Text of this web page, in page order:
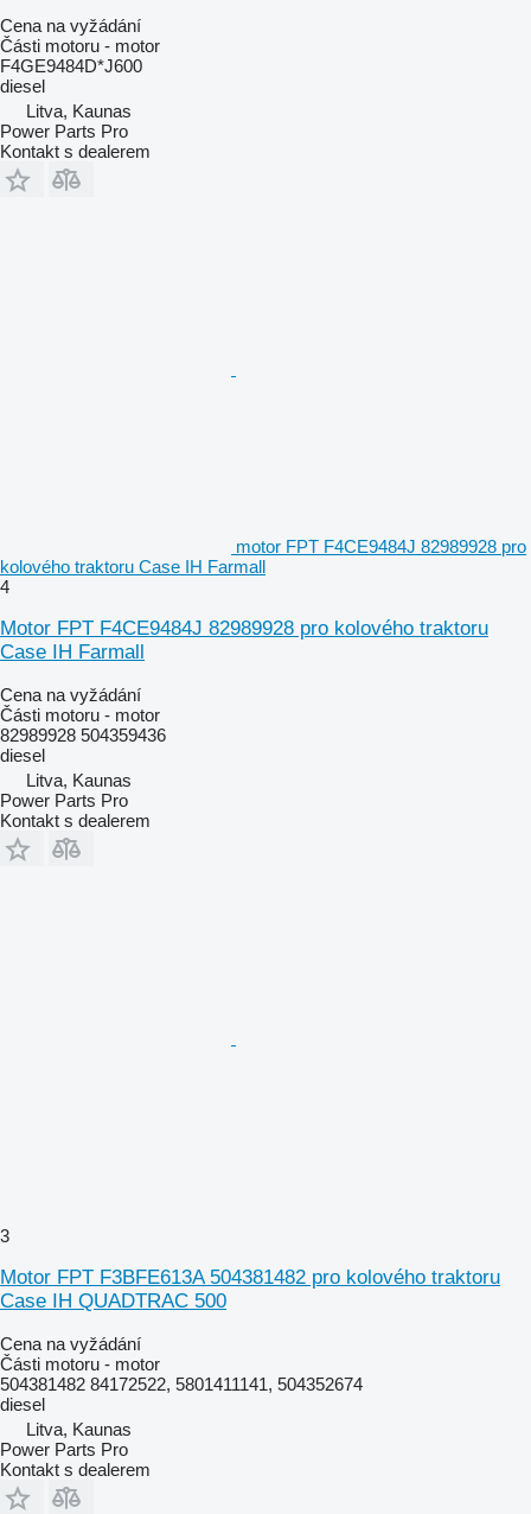
Cena na vyžádání
Části motoru - motor
F4GE9484D*J600
diesel
Litva, Kaunas
Power Parts Pro
Kontakt s dealerem
motor FPT F4CE9484J 82989928 pro
kolového traktoru Case IH Farmall
4
Motor FPT F4CE9484J 82989928 pro kolového traktoru
Case IH Farmall
Cena na vyžádání
Části motoru - motor
82989928 504359436
diesel
Litva, Kaunas
Power Parts Pro
Kontakt s dealerem
3
Motor FPT F3BFE613A 504381482 pro kolového traktoru
Case IH QUADTRAC 500
Cena na vyžádání
Části motoru - motor
504381482 84172522, 5801411141, 504352674
diesel
Litva, Kaunas
Power Parts Pro
Kontakt s dealerem